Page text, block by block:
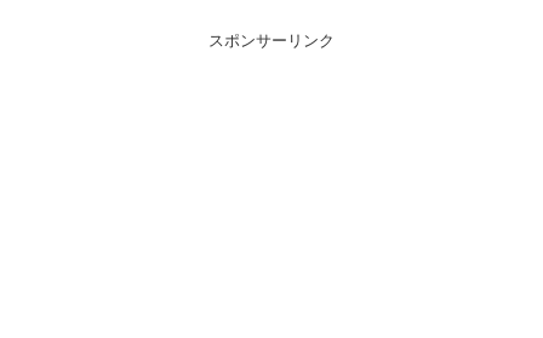
スポンサーリンク